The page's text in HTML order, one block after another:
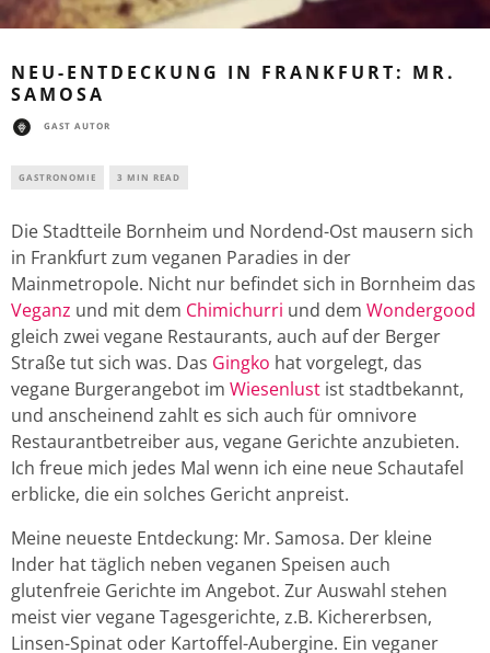
NEU-ENTDECKUNG IN FRANKFURT: MR.
SAMOSA
GAST AUTOR
GASTRONOMIE 3 MIN READ
Die Stadtteile Bornheim und Nordend-Ost mausern sich
in Frankfurt zum veganen Paradies in der
Mainmetropole. Nicht nur befindet sich in Bornheim das
Veganz und mit dem Chimichurri und dem Wondergood
gleich zwei vegane Restaurants, auch auf der Berger
Straße tut sich was. Das Gingko hat vorgelegt, das
vegane Burgerangebot im Wiesenlust ist stadtbekannt,
und anscheinend zahlt es sich auch für omnivore
Restaurantbetreiber aus, vegane Gerichte anzubieten.
Ich freue mich jedes Mal wenn ich eine neue Schautafel
erblicke, die ein solches Gericht anpreist.
Meine neueste Entdeckung: Mr. Samosa. Der kleine
Inder hat täglich neben veganen Speisen auch
glutenfreie Gerichte im Angebot. Zur Auswahl stehen
meist vier vegane Tagesgerichte, z.B. Kichererbsen,
Linsen-Spinat oder Kartoffel-Aubergine. Ein veganer